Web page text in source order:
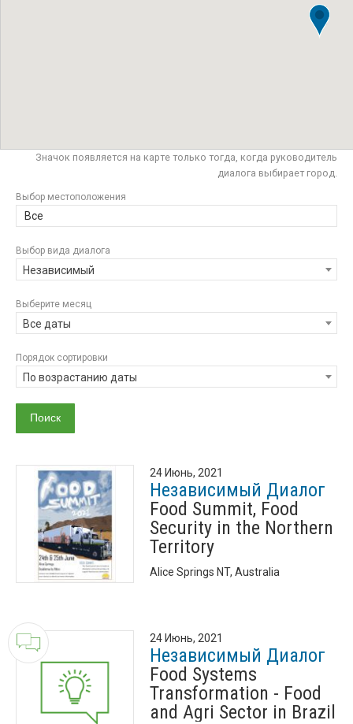
Значок появляется на карте только тогда, когда руководитель
диалога выбирает город.
Выбор местоположения
Все
Выбор вида диалога
Независимый
Выберите месяц
Все даты
Порядок сортировки
По возрастанию даты
24 Июнь, 2021
Независимый Диалог
Food Summit, Food
Security in the Northern
Territory
Alice Springs NT, Australia
24 Июнь, 2021
Независимый Диалог
Food Systems
Transformation - Food
and Agri Sector in Brazil